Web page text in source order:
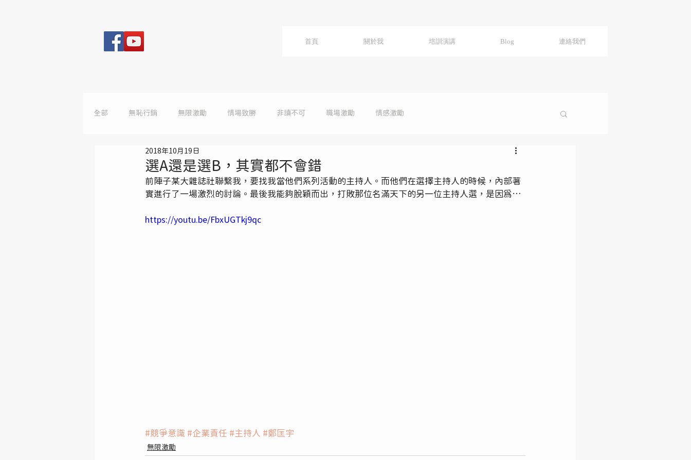
首頁 關於我 培訓演講 Blog 連絡我們
全部 無恥行銷 無限激勵 情場致勝 非讀不可 職場激勵 情感激勵
選A還是選B，其實都不會錯
2018年10月19日
前陣子某大雜誌社聯繫我，要找我當他們系列活動的主持人。而他們在選擇主持人的時候，內部著
實進行了一場激烈的討論。最後我能夠脫穎而出，打敗那位名滿天下的另一位主持人選，是因為…
https://youtu.be/FbxUGTkj9qc
#競爭意識 #企業責任 #主持人 #鄭匡宇
無限激勵